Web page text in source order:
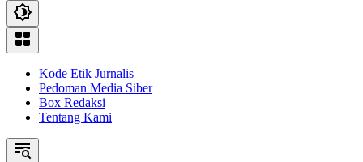
Kode Etik Jurnalis
Pedoman Media Siber
Box Redaksi
Tentang Kami